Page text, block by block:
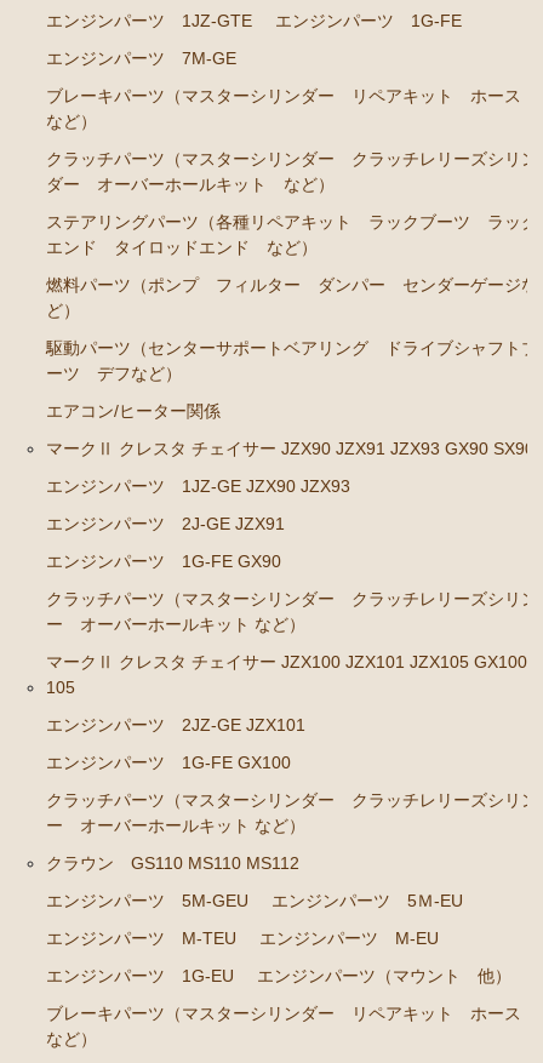
エンジンパーツ 2J-GE JZX91
エンジンパーツ 1G-FE GX90
クラッチパーツ（マスターシリンダー クラッチレリ
マークⅡ クレスタ チェイサー JZX100 JZX101 JZX105
GX100 GX105
エンジンパーツ 2JZ-GE JZX101
エンジンパーツ 1G-FE GX100
クラッチパーツ（マスターシリンダー クラッチレリ
ーズシリンダー オーバーホールキット など）
クラウン GS110 MS110 MS112
エンジンパーツ 5M-GEU
エンジンパーツ 1G-EU
エンジンパーツ（マウント 他）
ト ホース など）
クラッチパーツ（マスターシリンダー クラッチレリ
ーズシリンダー オーバーホールキット など）
アーム タイロッドエンド など）
足回りパーツ（ベアリング ボールジョイント アー
ムブッシュ類 など）
燃料パーツ（ポンプ フィルター ダンパー センダ
ーゲージなど）
駆動パーツ（センターサポートベアリング ドライブ
エンジンパーツ 1JZ-GTE
エンジンパーツ 1G-FE
エンジンパーツ 7M-GE
ブレーキパーツ（マスターシリンダー リペアキット ホース
など）
クラッチパーツ（マスターシリンダー クラッチレリーズシリン
ダー オーバーホールキット など）
ステアリングパーツ（各種リペアキット ラックブーツ ラック
エンド タイロッドエンド など）
燃料パーツ（ポンプ フィルター ダンパー センダーゲージな
ど）
駆動パーツ（センターサポートベアリング ドライブシャフトブ
ーツ デフなど）
エアコン/ヒーター関係
マークⅡ クレスタ チェイサー JZX90 JZX91 JZX93 GX90 SX90
エンジンパーツ 1JZ-GE JZX90 JZX93
エンジンパーツ 2J-GE JZX91
エンジンパーツ 1G-FE GX90
クラッチパーツ（マスターシリンダー クラッチレリーズシリン
ー オーバーホールキット など）
マークⅡ クレスタ チェイサー JZX100 JZX101 JZX105 GX100
105
エンジンパーツ 2JZ-GE JZX101
エンジンパーツ 1G-FE GX100
クラッチパーツ（マスターシリンダー クラッチレリーズシリン
ー オーバーホールキット など）
クラウン GS110 MS110 MS112
エンジンパーツ 5M-GEU
エンジンパーツ 5Ｍ-EU
エンジンパーツ M-TEU
エンジンパーツ M-EU
エンジンパーツ 1G-EU
エンジンパーツ（マウント 他）
ブレーキパーツ（マスターシリンダー リペアキット ホース
など）